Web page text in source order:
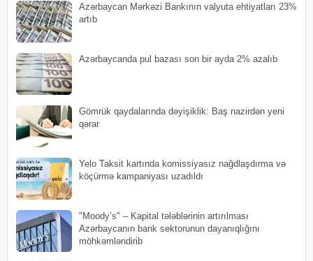
Azərbaycan Mərkəzi Bankının valyuta ehtiyatları 23%
artıb
​Azərbaycanda pul bazası son bir ayda 2% azalıb
Gömrük qaydalarında dəyişiklik: Baş nazirdən yeni
qərar
Yelo Taksit kartında komissiyasız nağdlaşdırma və
köçürmə kampaniyası uzadıldı
"Moody’s" – Kapital tələblərinin artırılması
Azərbaycanın bank sektorunun dayanıqlığını
möhkəmləndirib